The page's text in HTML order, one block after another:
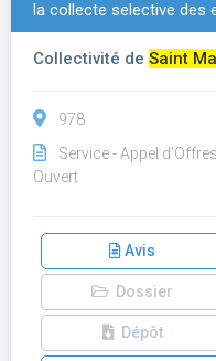
la collecte selective des
Collectivité de Saint
978
Service - Appel d'Offres
Ouvert
Avis
Dossier
Dépôt